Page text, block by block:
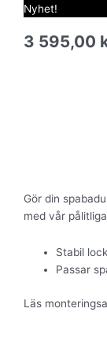
Nyhet!
3 595,00
Gör din
med vår
Stabil
Passar
Läs